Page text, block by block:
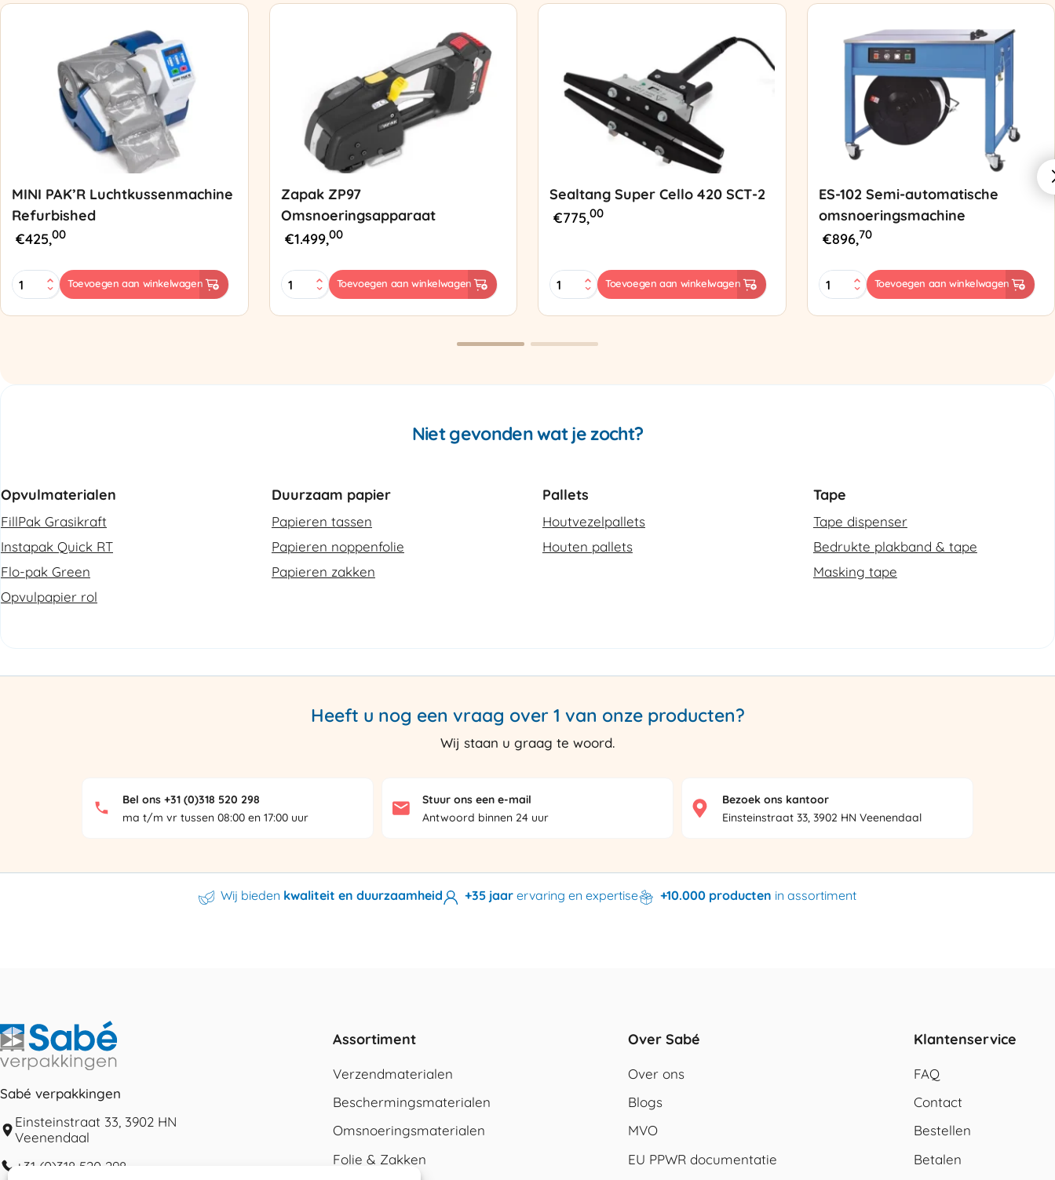
MINI PAK’R Luchtkussenmachine
Refurbished
€425,00
MINI
PAK'R
Toevoegen aan winkelwagen
Zapak ZP97
Omsnoeringsapparaat
€1.499,00
Zapak
ZP97
Toevoegen aan winkelwagen
Sealtang Super Cello 420 SCT-2
€775,00
Sealtang
Super
Toevoegen aan winkelwagen
ES-102 Semi-automatische
omsnoeringsmachine
€896,70
ES-
102
Toevoegen aan winkelwagen
Niet gevonden wat je zocht?
Opvulmaterialen
FillPak Grasikraft
Instapak Quick RT
Flo-pak Green
Opvulpapier rol
Duurzaam papier
Papieren tassen
Papieren noppenfolie
Papieren zakken
Pallets
Houtvezelpallets
Houten pallets
Tape
Tape dispenser
Bedrukte plakband & tape
Masking tape
Heeft u nog een vraag over 1 van onze producten?
Wij staan u graag te woord.
Bel ons +31 (0)318 520 298
ma t/m vr tussen 08:00 en 17:00 uur
Stuur ons een e-mail
Antwoord binnen 24 uur
Bezoek ons kantoor
Einsteinstraat 33, 3902 HN Veenendaal
Wij bieden kwaliteit en duurzaamheid +35 jaar ervaring en expertise +10.000 producten in assortiment
Sabé verpakkingen
Einsteinstraat 33, 3902 HN
Veenendaal
+31 (0)318 520 298
Assortiment
Verzendmaterialen
Beschermingsmaterialen
Omsnoeringsmaterialen
Folie & Zakken
Over Sabé
Over ons
Blogs
MVO
EU PPWR documentatie
Klantenservice
FAQ
Contact
Bestellen
Betalen